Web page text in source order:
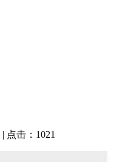
| 点击：1021